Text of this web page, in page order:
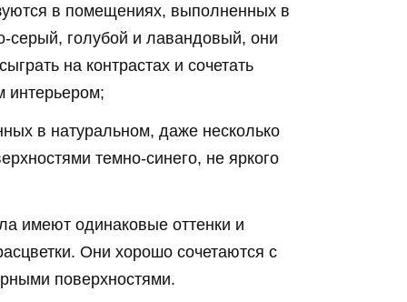
в помещениях, выполненных в
серый, голубой и лавандовый, они
на контрастах и сочетать
интерьером;
в натуральном, даже несколько
темно-синего, не яркого
имеют одинаковые оттенки и
Они хорошо сочетаются с
поверхностями.